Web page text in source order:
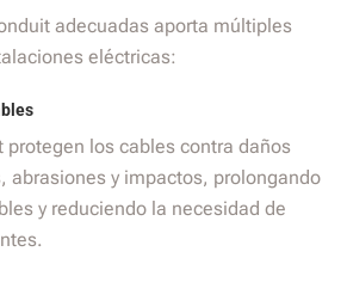
adecuadas aporta múltiples
eléctricas:
protegen los cables contra daños
abrasiones y impactos, prolongando
y reduciendo la necesidad de